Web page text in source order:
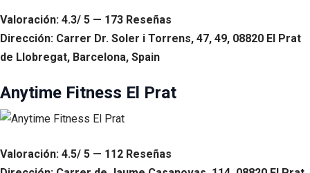
Valoración: 4.3/ 5 — 173 Reseñas
Dirección: Carrer Dr. Soler i Torrens, 47, 49, 08820 El Prat
de Llobregat, Barcelona, Spain
Anytime Fitness El Prat
Valoración: 4.5/ 5 — 112 Reseñas